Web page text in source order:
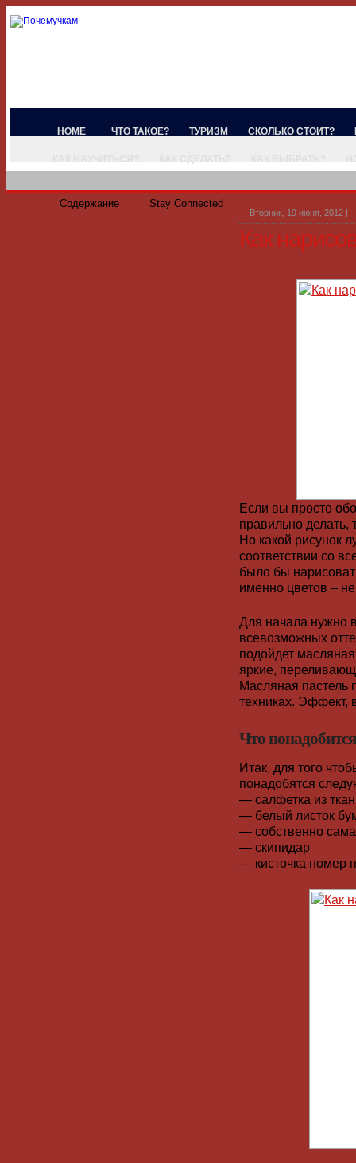
HOME ЧТО ТАКОЕ? ТУРИЗМ СКОЛЬКО СТОИТ?
КАК НАУЧИТЬСЯ? КАК СДЕЛАТЬ? КАК ВЫБРАТЬ?
Содержание Stay Connected
Вторник, 19 июня, 2012 |
Как
Если вы просто
правильно делать,
Но какой рисунок
соответствии со
было бы
именно цветов –
Для начала нужно
всевозможных
подойдет
яркие,
Масляная пастель
техниках. Эффект,
Что
Итак, для того
понадобятся
— салфетка из
— белый листок
— собственно
— скипидар
— кисточка номер